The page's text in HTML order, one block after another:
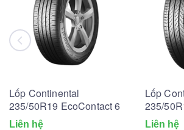
Lốp Continental
235/50R19 EcoContact 6
Liên hệ
Lốp
235/
UC6
Liên hệ